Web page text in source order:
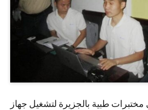
مختبرات طبية بالجزيرة لتشغيل جهاز